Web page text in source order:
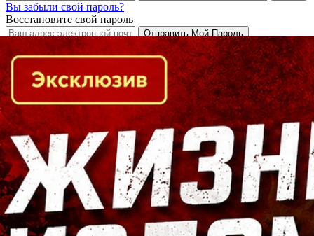
Вы забыли свой пароль?
Восстановите свой пароль
Кто есть кто в Байкальском регионе